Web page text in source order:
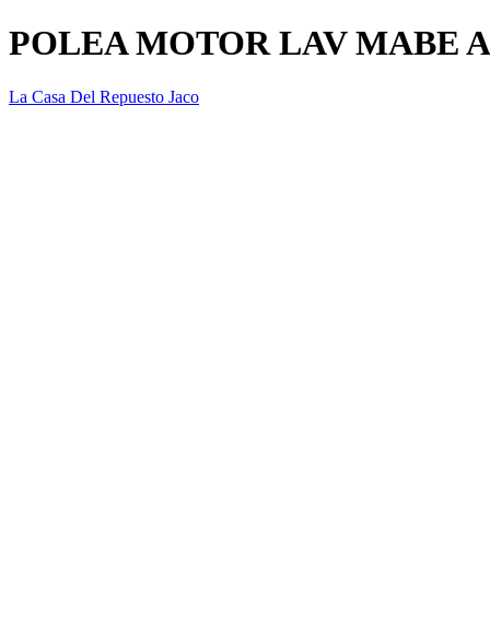
POLEA MOTOR LAV MABE
La Casa Del Repuesto Jaco